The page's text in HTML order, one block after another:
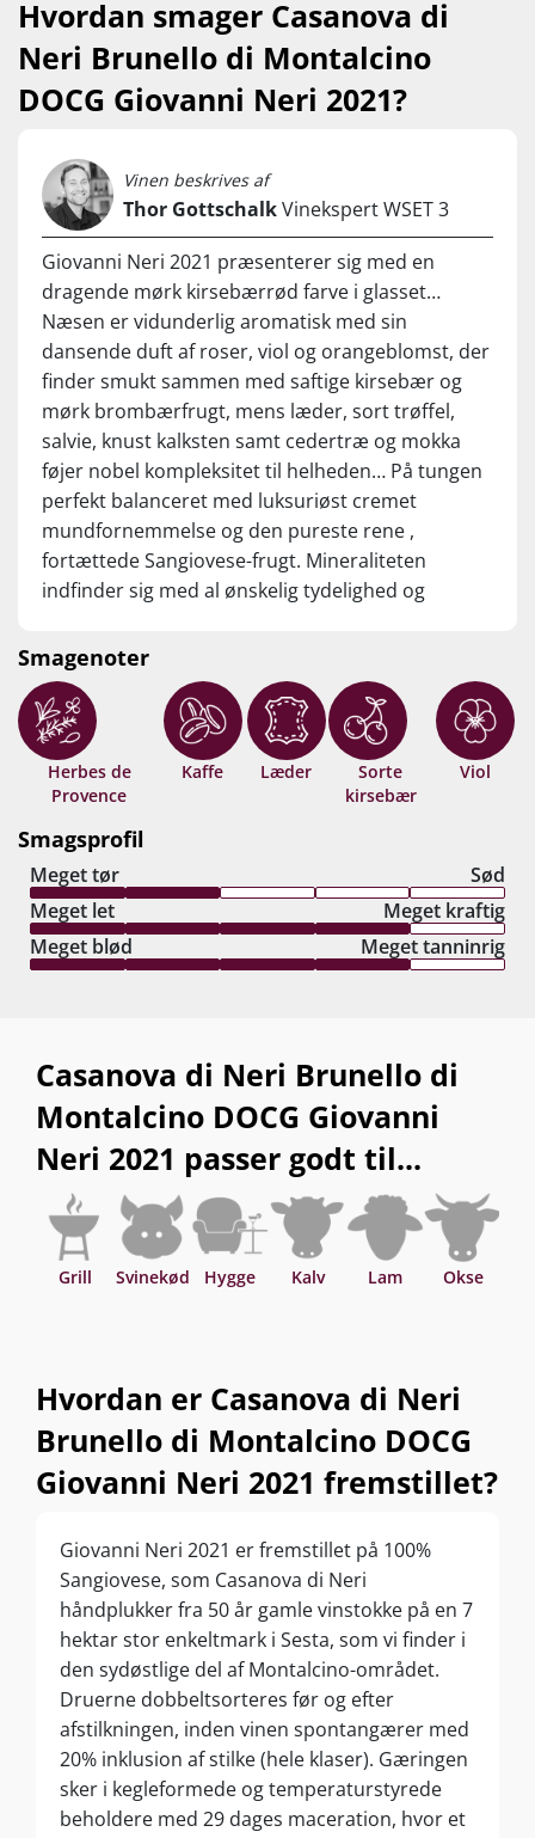
Hvordan smager Casanova di
Neri Brunello di Montalcino
DOCG Giovanni Neri 2021?
Vinen beskrives af
Thor GottschalkVinekspert WSET 3
Giovanni Neri 2021 præsenterer sig med en
dragende mørk kirsebærrød farve i glasset…
Næsen er vidunderlig aromatisk med sin
dansende duft af roser, viol og orangeblomst, der
finder smukt sammen med saftige kirsebær og
mørk brombærfrugt, mens læder, sort trøffel,
salvie, knust kalksten samt cedertræ og mokka
føjer nobel kompleksitet til helheden… På tungen
perfekt balanceret med luksuriøst cremet
mundfornemmelse og den pureste rene ,
fortættede Sangiovese-frugt. Mineraliteten
indfinder sig med al ønskelig tydelighed og
der nærmest skriger ”Grand Cru”. Rosmarin,
mentol, kaffe og ristet vanille møder smygende
silkefine tanniner i den minutlange, fruglækre
finish.... Ingen - som i INGEN - kender toppen af
Brunello, før de har haft denne skelsættende
nyklassisker i glasset. Brunello-fans - så er der
verdensklassevin! Drik nu, eller gem +25 år fra
høståret.
Smagenoter
Herbes de
Provence
Kaffe Læder
Sorte
kirsebær
Viol
Smagsprofil
Meget tør
Sød
Meget let
Meget kraftig
Meget blød
Meget tanninrig
Casanova di Neri Brunello di
Montalcino DOCG Giovanni
Neri 2021 passer godt til...
Grill Svinekød Hygge Kalv Lam Okse
Hvordan er Casanova di Neri
Brunello di Montalcino DOCG
Giovanni Neri 2021 fremstillet?
Giovanni Neri 2021 er fremstillet på 100%
Sangiovese, som Casanova di Neri
håndplukker fra 50 år gamle vinstokke på en 7
hektar stor enkeltmark i Sesta, som vi finder i
den sydøstlige del af Montalcino-området.
Druerne dobbeltsorteres før og efter
afstilkningen, inden vinen spontangærer med
20% inklusion af stilke (hele klaser). Gæringen
sker i kegleformede og temperaturstyrede
beholdere med 29 dages maceration, hvor et